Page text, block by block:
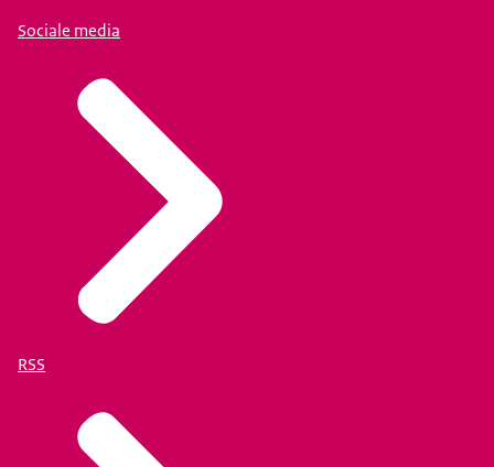
Sociale media
RSS